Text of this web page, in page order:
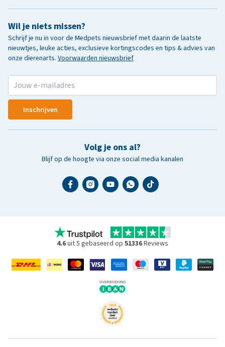
Wil je niets missen?
Schrijf je nu in voor de Medpets nieuwsbrief met daarin de laatste
nieuwtjes, leuke acties, exclusieve kortingscodes en tips & advies van
onze dierenarts. Voorwaarden nieuwsbrief
Inschrijven
Volg je ons al?
Blijf op de hoogte via onze social media kanalen
4.6uit 5 gebaseerd op 51336Reviews